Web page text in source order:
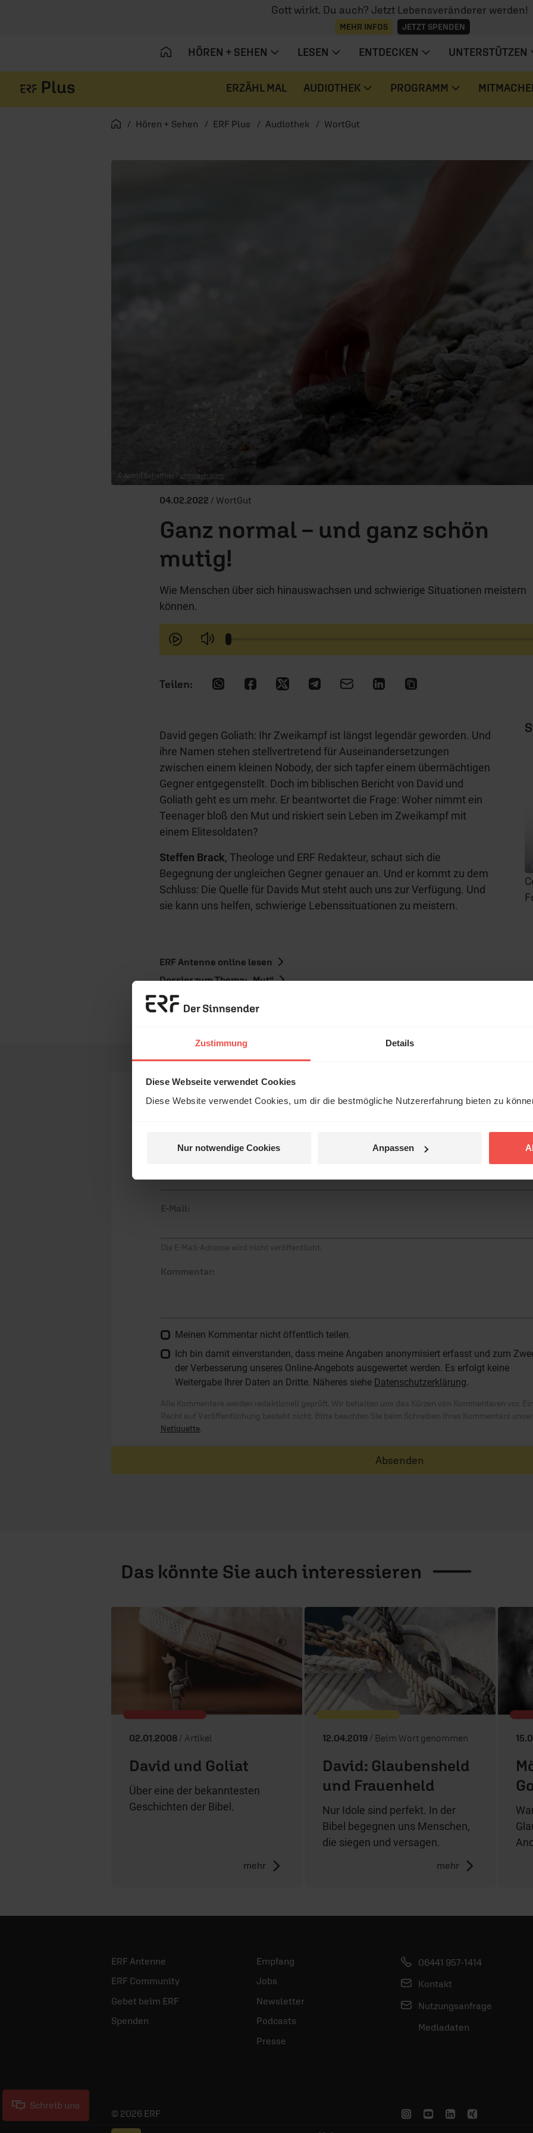
Zustimmung Details
Diese Webseite verwendet Cookies
Diese Website verwendet Cookies, um dir die bestmögliche Nutzererfahrung bieten zu
Nur notwendige Cookies Anpassen
Gott wirkt. Du auch? Jetzt Lebensveränderer werden!
MEHR INFOS JETZT SPENDEN
HÖREN + SEHEN LESEN ENTDECKEN UNTERSTÜTZEN
ERZÄHL MAL AUDIOTHEK PROGRAMM
Startseite
Hören + Sehen ERF Plus Audiothek WortGut
© Astrid Schaffner / unsplash.com
04.02.2022 / WortGut
Ganz normal – und ganz schön
mutig!
Wie Menschen über sich hinauswachsen und schwierige Situationen meistern
können.
David gegen Goliath: Ihr Zweikampf ist längst legendär geworden. Und
ihre Namen stehen stellvertretend für Auseinandersetzungen
zwischen einem kleinen Nobody, der sich tapfer einem übermächtigen
Gegner entgegenstellt. Doch im biblischen Bericht von David und
Goliath geht es um mehr. Er beantwortet die Frage: Woher nimmt ein
Teenager bloß den Mut und riskiert sein Leben im Zweikampf mit
einem Elitesoldaten?
Steffen Brack, Theologe und ERF Redakteur, schaut sich die
Begegnung der ungleichen Gegner genauer an. Und er kommt zu dem
Schluss: Die Quelle für Davids Mut steht auch uns zur Verfügung. Und
sie kann uns helfen, schwierige Lebenssituationen zu meistern.
ERF Antenne online lesen
Dossier zum Thema: „Mut“
Nutzungsrechte
Ihr Kommentar
E-Mail:
Die E-Mail-Adresse wird nicht veröffentlicht.
Kommentar:
Meinen Kommentar nicht öffentlich teilen.
Ich bin damit einverstanden, dass meine Angaben anonymisiert erfasst und zum
der Verbesserung unseres Online-Angebots ausgewertet werden. Es erfolgt keine
Weitergabe Ihrer Daten an Dritte. Näheres siehe Datenschutzerklärung.
Alle Kommentare werden redaktionell geprüft. Wir behalten uns das Kürzen von Kommentaren vor. Ein
Recht auf Veröffentlichung besteht nicht. Bitte beachten Sie beim Schreiben Ihres Kommentars
Netiquette.
Absenden
Das könnte Sie auch interessieren
02.01.2008 / Artikel
David und Goliat
Über eine der bekanntesten
Geschichten der Bibel.
mehr
12.04.2019 / Beim Wort genommen
David: Glaubensheld
und Frauenheld
Nur Idole sind perfekt. In der
Bibel begegnen uns Menschen,
die siegen und versagen.
mehr
ERF Antenne
ERF Community
Gebet beim ERF
Spenden
Empfang
Jobs
Newsletter
Podcasts
Presse
06441 957-1414
Kontakt
Nutzungsanfrage
Mediadaten
© 2026 ERF
Erzähl mal!
Das erleben unsere Hörerinnen
und Hörer mit Gott ...
Jetzt Geschichten
Schreib uns